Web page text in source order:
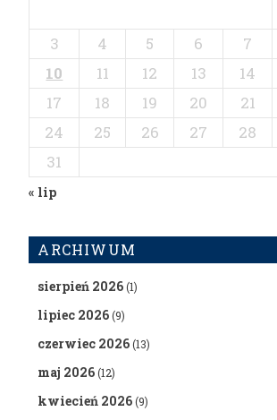
3
4 5 6 7
10
11 12 13 14
17
18 19 20 21
24
25 26 27 28
31
« lip
ARCHIWUM
sierpień 2026(1)
lipiec 2026(9)
czerwiec 2026(13)
maj 2026(12)
kwiecień 2026(9)